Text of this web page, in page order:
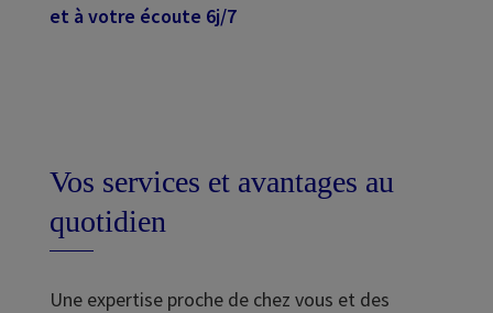
et à votre écoute 6j/7
Vos services et avantages au
quotidien
Une expertise proche de chez vous et des